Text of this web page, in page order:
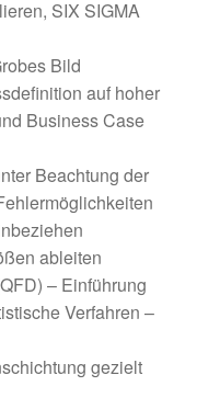
SIX SIGMA
Bild
auf hoher
Business Case
Beachtung der
ableiten
– Einführung
Verfahren –
gezielt